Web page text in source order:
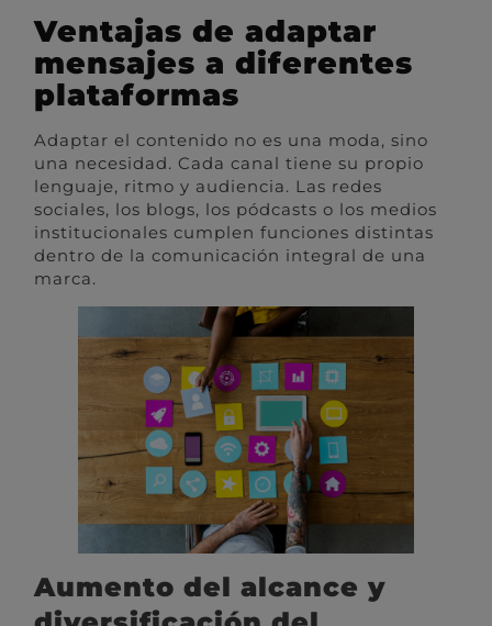
Ventajas de adaptar
mensajes a diferentes
plataformas
Adaptar el contenido no es una moda, sino
una necesidad. Cada canal tiene su propio
lenguaje, ritmo y audiencia. Las redes
sociales, los blogs, los pódcasts o los medios
institucionales cumplen funciones distintas
dentro de la comunicación integral de una
marca.
Aumento del alcance y